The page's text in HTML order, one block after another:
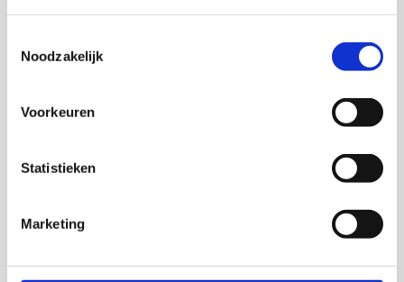
Noodzakelijk
Voorkeuren
Statistieken
Marketing
Aanbouw in Doesburg